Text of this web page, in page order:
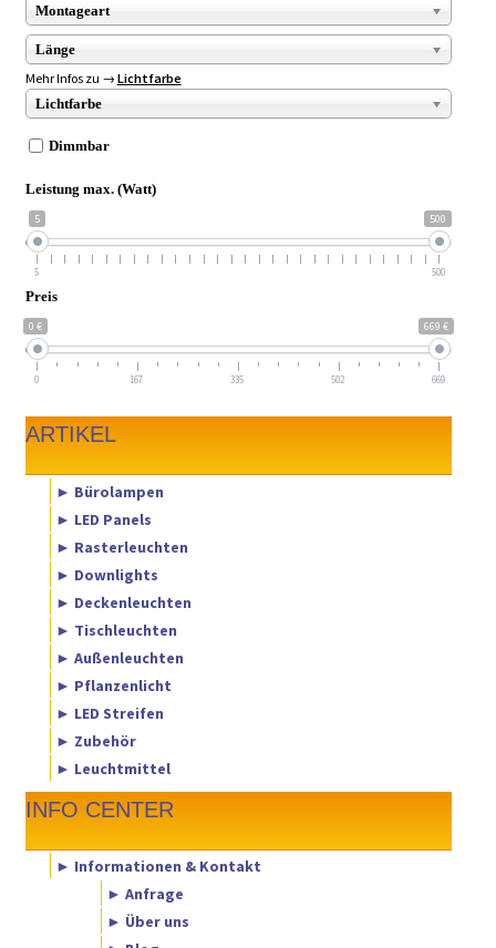
Montageart
Länge
Mehr Infos zu → Lichtfarbe
Lichtfarbe
Dimmbar
Leistung max. (Watt)
5 500
5 500
Preis
0 € 669 €
0 167 335 502 669
ARTIKEL
► Bürolampen
► LED Panels
► Rasterleuchten
► Downlights
► Deckenleuchten
► Tischleuchten
► Außenleuchten
► Pflanzenlicht
► LED Streifen
► Zubehör
► Leuchtmittel
INFO CENTER
► Informationen & Kontakt
► Anfrage
► Über uns